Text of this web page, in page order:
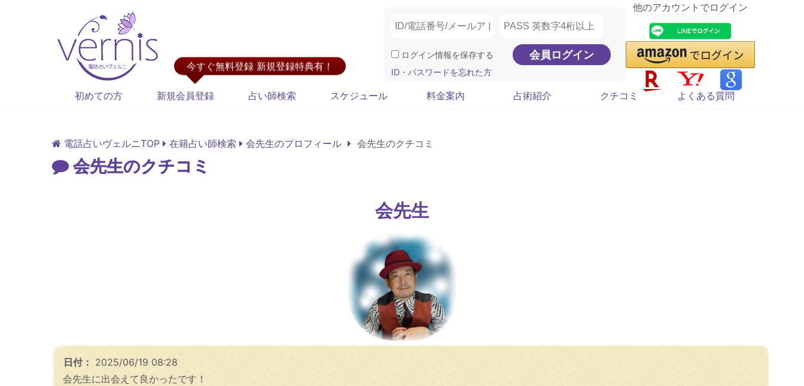
今すぐ無料登録 新規登録特典有！
ログイン情報を保存する
ID・パスワードを忘れた方
他のアカウントでログイン
初めての方 新規会員登録 占い師検索 スケジュール 料金案内 占術紹介 クチコミ よくある質問
電話占いヴェルニTOP 在籍占い師検索 会先生のプロフィール 会先生のクチコミ
会先生のクチコミ
会先生
日付： 2025/06/19 08:28
会先生に出会えて良かったです！